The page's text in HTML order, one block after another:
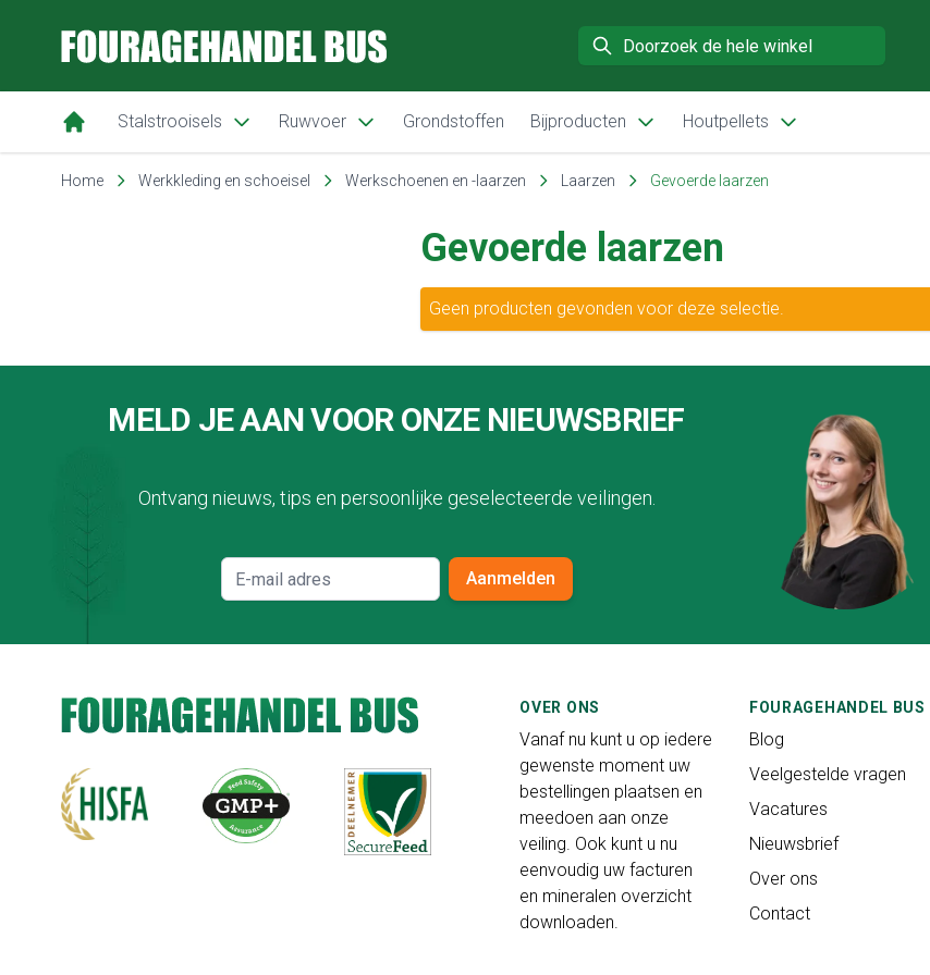
Search
Stalstrooisels Ruwvoer Grondstoffen Bijproducten Houtpellets
Home Werkkleding en schoeisel Werkschoenen en -laarzen Laarzen Gevoerde laarzen
Gevoerde laarzen
Geen producten gevonden voor deze selectie.
MELD JE AAN VOOR ONZE NIEUWSBRIEF
Ontvang nieuws, tips en persoonlijke geselecteerde veilingen.
Aanmelden
OVER ONS
Vanaf nu kunt u op iedere
gewenste moment uw
bestellingen plaatsen en
meedoen aan onze
veiling. Ook kunt u nu
eenvoudig uw facturen
en mineralen overzicht
downloaden.
FOURAGEHANDEL BUS
Blog
Veelgestelde vragen
Vacatures
Nieuwsbrief
Over ons
Contact